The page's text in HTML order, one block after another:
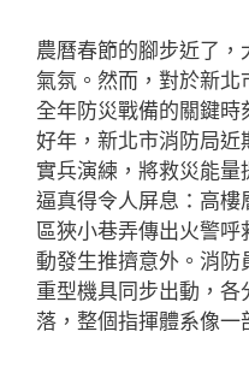
農曆春節的腳步近了
氣氛。然而，對於新
全年防災戰備的關鍵
好年，新北市消防局近
實兵演練，將救災能量
逼真得令人屏息：高
區狹小巷弄傳出火警
動發生推擠意外。消防
重型機具同步出動，
落，整個指揮體系像一